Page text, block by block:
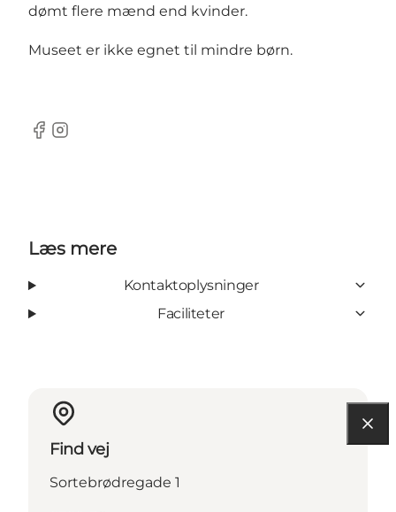
dømt flere mænd end kvinder.
Museet er ikke egnet til mindre børn.
Facebook
Instagram
Læs mere
Kontaktoplysninger
Faciliteter
Find vej
Sortebrødregade 1